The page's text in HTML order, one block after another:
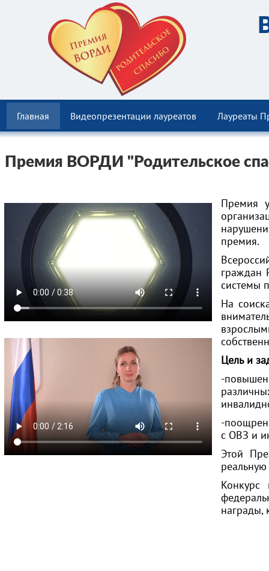
Главная Видеопрезентации лауреатов Лауреаты
Премия ВОРДИ "Родительское
Премия
премия.
граждан
системы
На
Цель и
-
-
с ОВЗ и
Этой
награды,